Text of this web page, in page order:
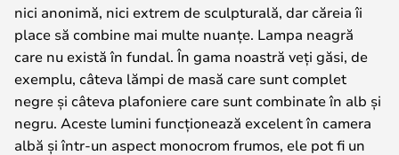
nici anonimă, nici extrem de sculpturală, dar căreia îi
place să combine mai multe nuanțe. Lampa neagră
care nu există în fundal. În gama noastră veți găsi, de
exemplu, câteva lămpi de masă care sunt complet
negre și câteva plafoniere care sunt combinate în alb și
negru. Aceste lumini funcționează excelent în camera
albă și într-un aspect monocrom frumos, ele pot fi un